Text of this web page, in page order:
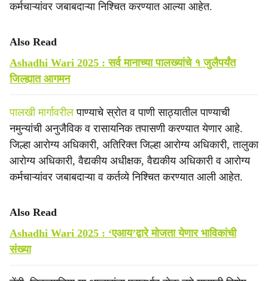
कर्मचाऱ्यांवर जबाबदाऱ्या निश्चित करण्यात आल्या आहेत.
Also Read
Ashadhi Wari 2025 : सर्व मानाच्या पालख्यांचे १ जुलैपर्यंत
जिल्ह्यात आगमन
पालखी मार्गावरीलपाण्याचे स्रोत व पाणी साठ्यातील पाण्याची
नमुन्यांची अनुजैविक व रासायनिक तपासणी करण्यात येणार आहे.
जिल्हा आरोग्य अधिकारी, अतिरिक्त जिल्हा आरोग्य अधिकारी, तालुका
आरोग्य अधिकारी, वैद्यकीय अधीक्षक, वैद्यकीय अधिकारी व आरोग्य
कर्मचाऱ्यांवर जबाबदाऱ्या व कर्तव्ये निश्चित करण्यात आली आहेत.
Also Read
Ashadhi Wari 2025 : ‘एआय’द्वारे मोजता येणार भाविकांची
संख्या